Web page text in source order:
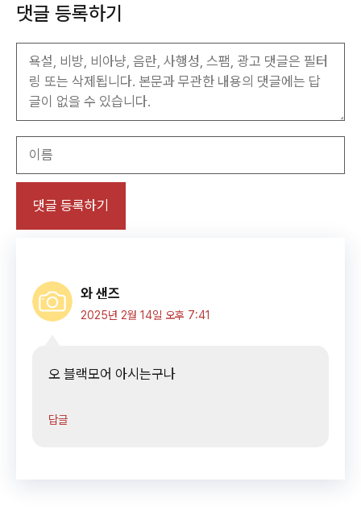
댓글 등록하기
름
와 샌즈
2025년 2월 14일 오후 7:41
오 블랙모어 아시는구나
답글